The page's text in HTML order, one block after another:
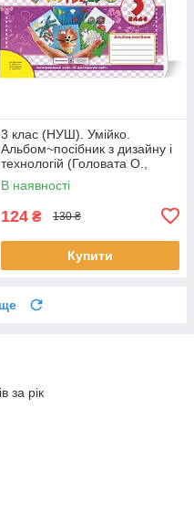
3 клас (НУШ). Умійко.
Альбом~посібник з дизайну і
технологій (Головата О.,
Кононюк А.), Підручники і
посібники
В наявності
124 ₴ 130 ₴
Купити
за рік